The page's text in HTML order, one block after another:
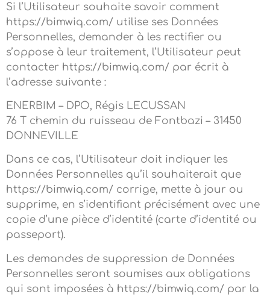
Si l’Utilisateur souhaite savoir comment
https://bimwiq.com/ utilise ses Données
Personnelles, demander à les rectifier ou
s’oppose à leur traitement, l’Utilisateur peut
contacter https://bimwiq.com/ par écrit à
l’adresse suivante :
ENERBIM – DPO, Régis LECUSSAN
76 T chemin du ruisseau de Fontbazi – 31450
DONNEVILLE
Dans ce cas, l’Utilisateur doit indiquer les
Données Personnelles qu’il souhaiterait que
https://bimwiq.com/ corrige, mette à jour ou
supprime, en s’identifiant précisément avec une
copie d’une pièce d’identité (carte d’identité ou
passeport).
Les demandes de suppression de Données
Personnelles seront soumises aux obligations
qui sont imposées à https://bimwiq.com/ par la